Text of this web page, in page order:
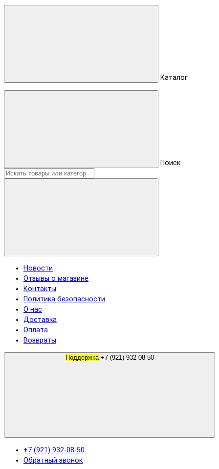
Каталог
Поиск
Новости
Отзывы о магазине
Контакты
Политика безопасности
О нас
Доставка
Оплата
Возвраты
Поддержка +7 (921) 932-08-50
+7 (921) 932-08-50
Обратный звонок